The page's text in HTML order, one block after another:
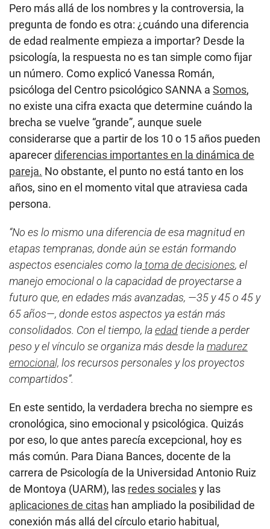
Pero más allá de los nombres y la controversia, la
pregunta de fondo es otra: ¿cuándo una diferencia
de edad realmente empieza a importar? Desde la
psicología, la respuesta no es tan simple como fijar
un número. Como explicó Vanessa Román,
psicóloga del Centro psicológico SANNA a Somos,
no existe una cifra exacta que determine cuándo la
brecha se vuelve “grande”, aunque suele
considerarse que a partir de los 10 o 15 años pueden
aparecerdiferencias importantes en la dinámica de
pareja. No obstante, el punto no está tanto en los
años, sino en el momento vital que atraviesa cada
persona.
“No es lo mismo una diferencia de esa magnitud en
etapas tempranas, donde aún se están formando
aspectos esenciales como latoma de decisiones, el
manejo emocional o la capacidad de proyectarse a
futuro que, en edades más avanzadas, —35 y 45 o 45 y
65 años—, donde estos aspectos ya están más
consolidados. Con el tiempo, laedadtiende a perder
peso y el vínculo se organiza más desde lamadurez
emocional, los recursos personales y los proyectos
compartidos”.
En este sentido, la verdadera brecha no siempre es
cronológica, sino emocional y psicológica. Quizás
por eso, lo que antes parecía excepcional, hoy es
más común. Para Diana Bances, docente de la
carrera de Psicología de la Universidad Antonio Ruiz
de Montoya (UARM), las redes socialesy las
aplicaciones de citas han ampliado la posibilidad de
conexión más allá del círculo etario habitual,